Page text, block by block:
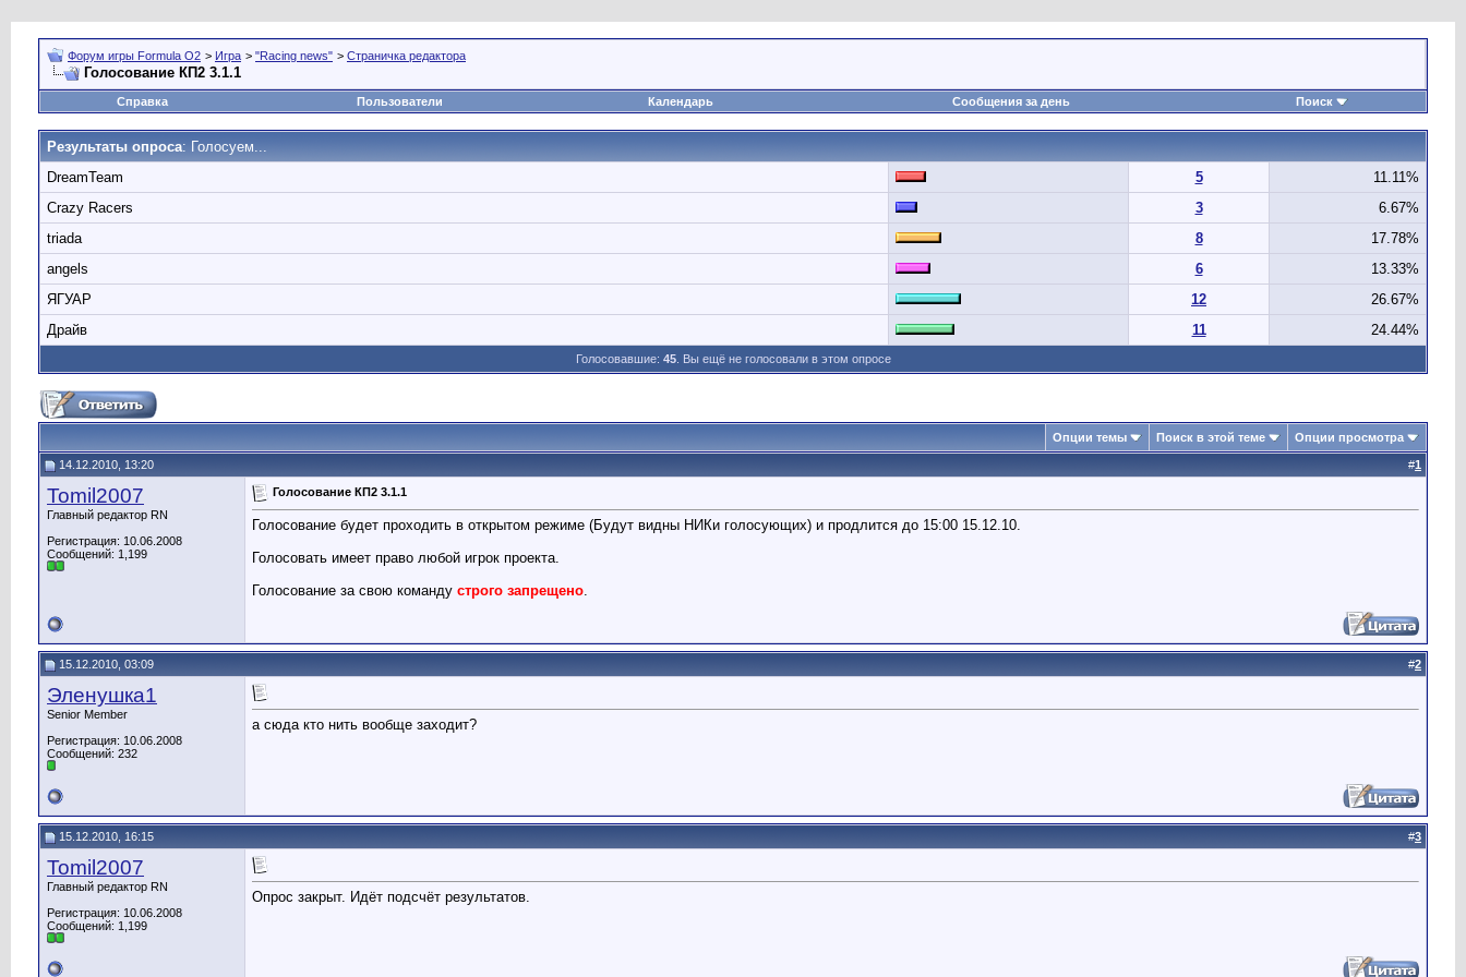
Форум игры Formula O2 > Игра > "Racing news" > Страничка редактора
Голосование КП2 3.1.1
Справка Пользователи Календарь Сообщения за день Поиск
Результаты опроса: Голосуем...
DreamTeam
5
11.11%
Crazy Racers
3
6.67%
triada
8
17.78%
angels
6
13.33%
ЯГУАР
12
26.67%
Драйв
11 24.44%
Голосовавшие: 45. Вы ещё не голосовали в этом опросе
Опции темы Поиск в этой теме Опции просмотра
14.12.2010, 13:20 #1
Tomil2007
Главный редактор RN
Регистрация: 10.06.2008
Сообщений: 1,199
Голосование КП2 3.1.1
Голосование будет проходить в открытом режиме (Будут видны НИКи голосующих) и продлится до 15:00 15.12.10.
Голосовать имеет право любой игрок проекта.
Голосование за свою команду строго запрещено.
15.12.2010, 03:09 #2
Эленушка1
Senior Member
Регистрация: 10.06.2008
Сообщений: 232
а сюда кто нить вообще заходит?
15.12.2010, 16:15 #3
Tomil2007
Главный редактор RN
Регистрация: 10.06.2008
Сообщений: 1,199
Опрос закрыт. Идёт подсчёт результатов.